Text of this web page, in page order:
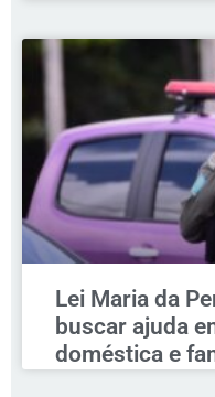
Lei Maria da
buscar ajuda
doméstica e